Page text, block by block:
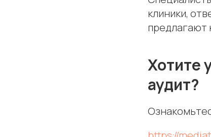
клиники,
предлагают
Хотите
аудит?